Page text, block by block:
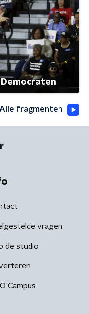
Alle fragmenten
vragen
de studio
Campus